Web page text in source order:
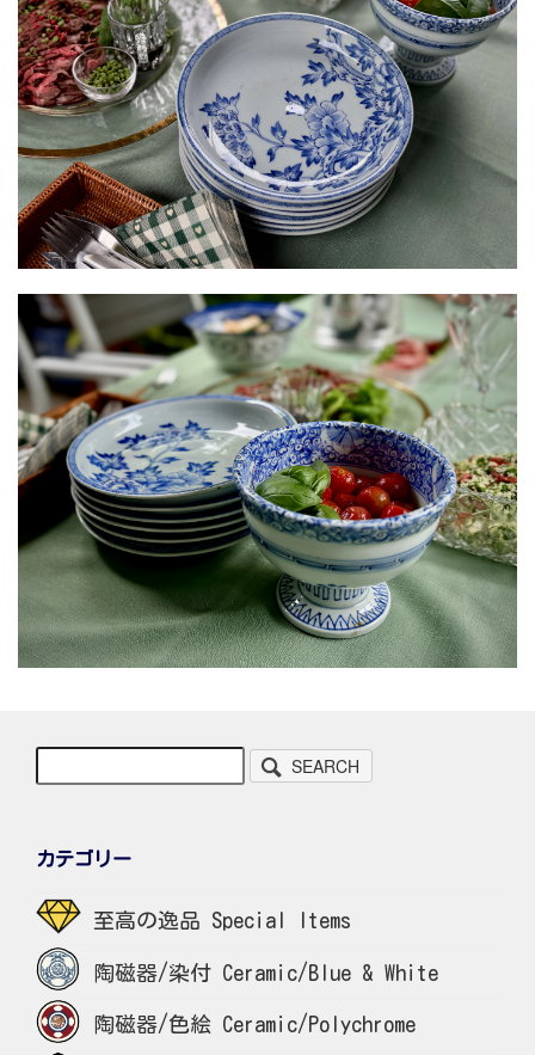
SEARCH
カテゴリー
至高の逸品 Special Items
陶磁器/染付 Ceramic/Blue & White
陶磁器/色絵 Ceramic/Polychrome